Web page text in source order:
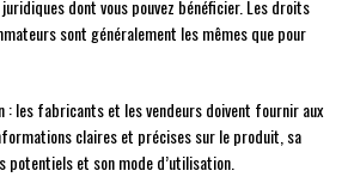
dont vous pouvez bénéficier. Les droits
sont généralement les mêmes que pour
: les fabricants et les vendeurs doivent fournir aux
claires et précises sur le produit, sa
potentiels et son mode d’utilisation.